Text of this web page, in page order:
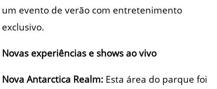
um evento de verão com entretenimento
exclusivo.
Novas experiências e shows ao vivo
Nova Antarctica Realm: Esta área do parque foi